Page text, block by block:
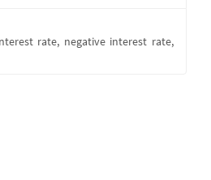
rate, negative interest rate,